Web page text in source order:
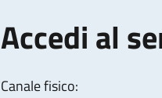
Accedi al
Canale fisico: